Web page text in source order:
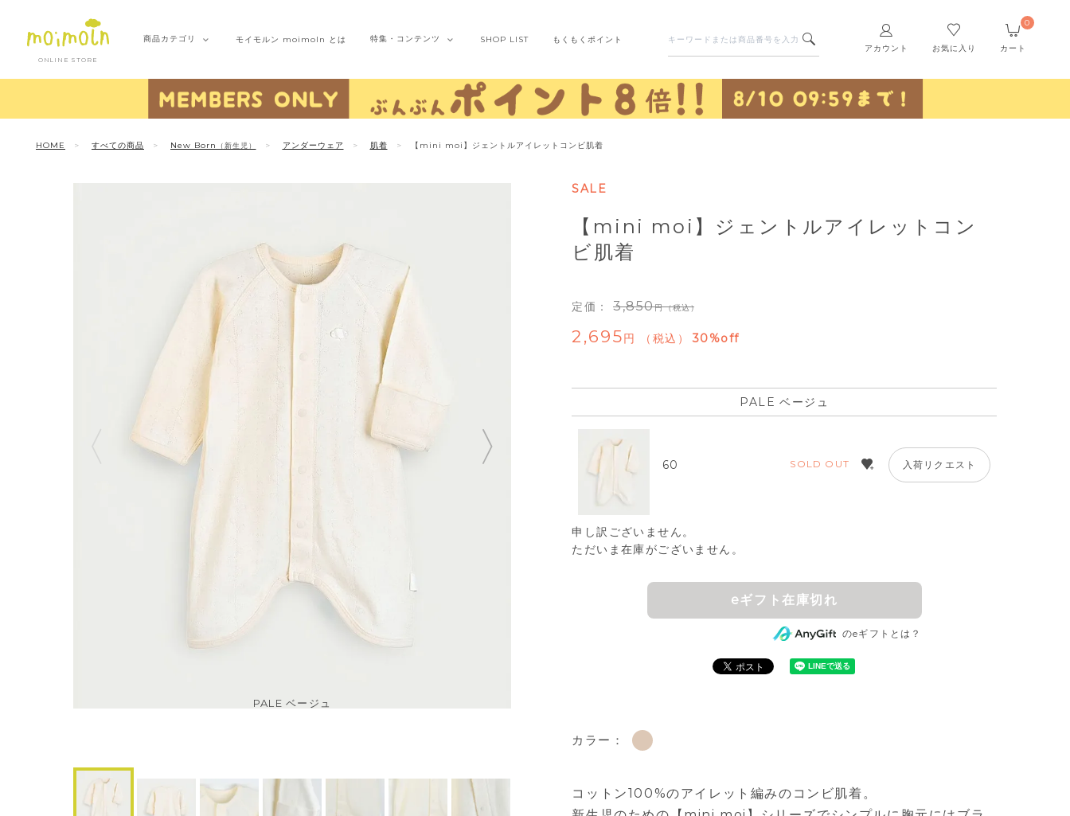
ONLINE STORE
アカウント お気に入り カート
0
商品カテゴリ モイモルン moimoln とは 特集・ コンテンツ SHOP LIST もくもくポイント
HOME すべての商品 New Born （新生児） アンダーウェア 肌着 【mini moi】ジェントルアイレットコンビ肌着
PALE ベージュ
SALE
【mini moi】ジェントルアイレットコン
ビ肌着
定価： 3,850 （税込）
2,695 税込 30%off
PALE ベージュ
60 SOLD OUT 入荷リクエスト
申し訳ございません。
ただいま在庫がございません。
eギフト在庫切れ
のeギフトとは？
カラー：
コットン100%のアイレット編みのコンビ肌着。